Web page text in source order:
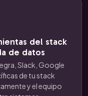
del stack
de datos
Slack, Google
de tu stack
y el equipo